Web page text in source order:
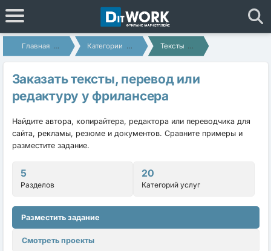
Главная Категории Тексты
Заказать тексты, перевод или
редактуру у фрилансера
Найдите автора, копирайтера, редактора или переводчика для
сайта, рекламы, резюме и документов. Сравните примеры и
разместите задание.
5
Разделов
20
Категорий услуг
Разместить задание
Смотреть проекты